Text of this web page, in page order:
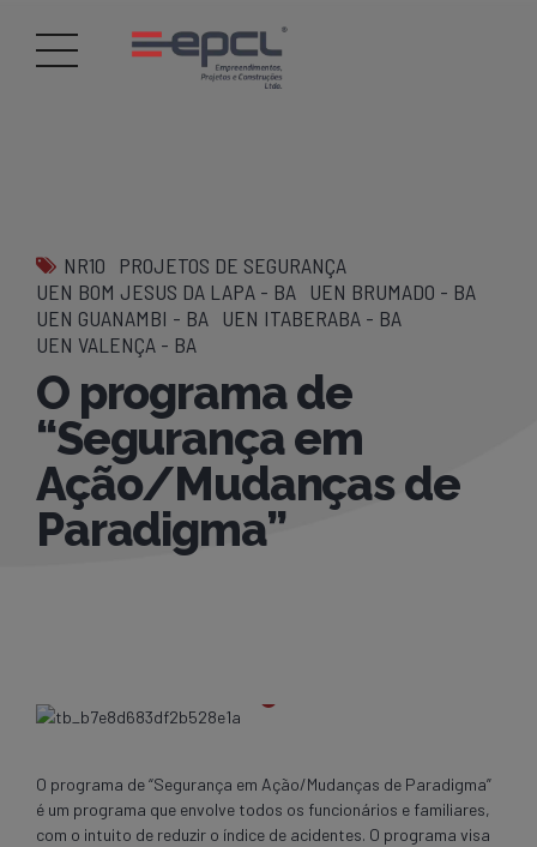
NR10
PROJETOS DE SEGURANÇA
UEN BOM JESUS DA LAPA - BA UEN BRUMADO - BA
UEN GUANAMBI - BA UEN ITABERABA - BA
UEN VALENÇA - BA
O programa de
“Segurança em
Ação/Mudanças de
Paradigma”
O programa de “Segurança em Ação/Mudanças de Paradigma”
é um programa que envolve todos os funcionários e familiares,
com o intuito de reduzir o índice de acidentes. O programa visa